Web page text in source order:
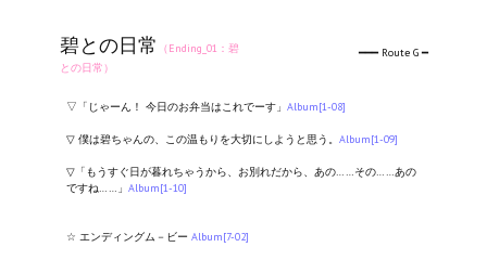
碧との日常
（Ending_01：碧
との日常）
━━━ Route G ━
▽「じゃーん！ 今日のお弁当はこれでーす」 Album[1-08]
▽ 僕は碧ちゃんの、この温もりを大切にしようと思う。 Album[1-09]
▽「もうすぐ日が暮れちゃうから、お別れだから、あの……その……あの
ですね……」 Album[1-10]
☆ エンディングム－ビー Album[7-02]